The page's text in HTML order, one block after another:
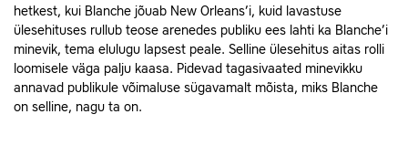
hetkest, kui Blanche jõuab New Orleans’i, kuid lavastuse
ülesehituses rullub teose arenedes publiku ees lahti ka Blanche’i
minevik, tema elulugu lapsest peale. Selline ülesehitus aitas rolli
loomisele väga palju kaasa. Pidevad tagasivaated minevikku
annavad publikule võimaluse sügavamalt mõista, miks Blanche
on selline, nagu ta on.